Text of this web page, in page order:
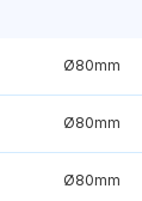
Ø80mm
Ø80mm
Ø80mm